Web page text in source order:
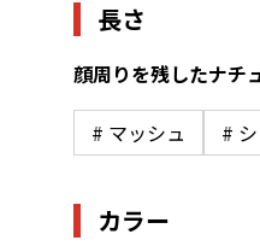
長さ
顔周りを残したナチ
# マッシュ #
カラー